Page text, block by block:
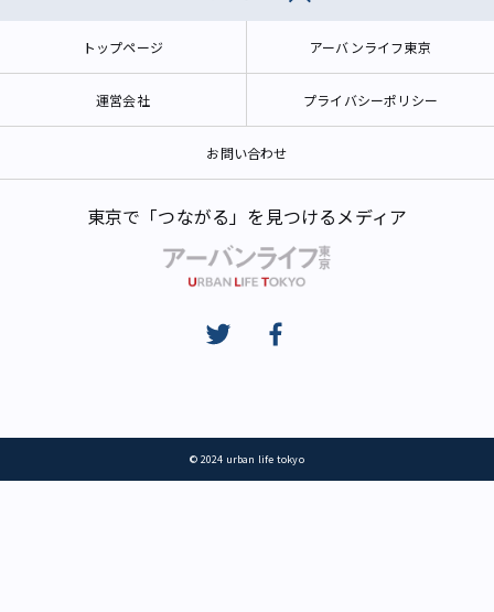
トップページ アーバンライフ東京
運営会社 プライバシーポリシー
お問い合わせ
東京で「つながる」を見つけるメディア
© 2024 urban life tokyo